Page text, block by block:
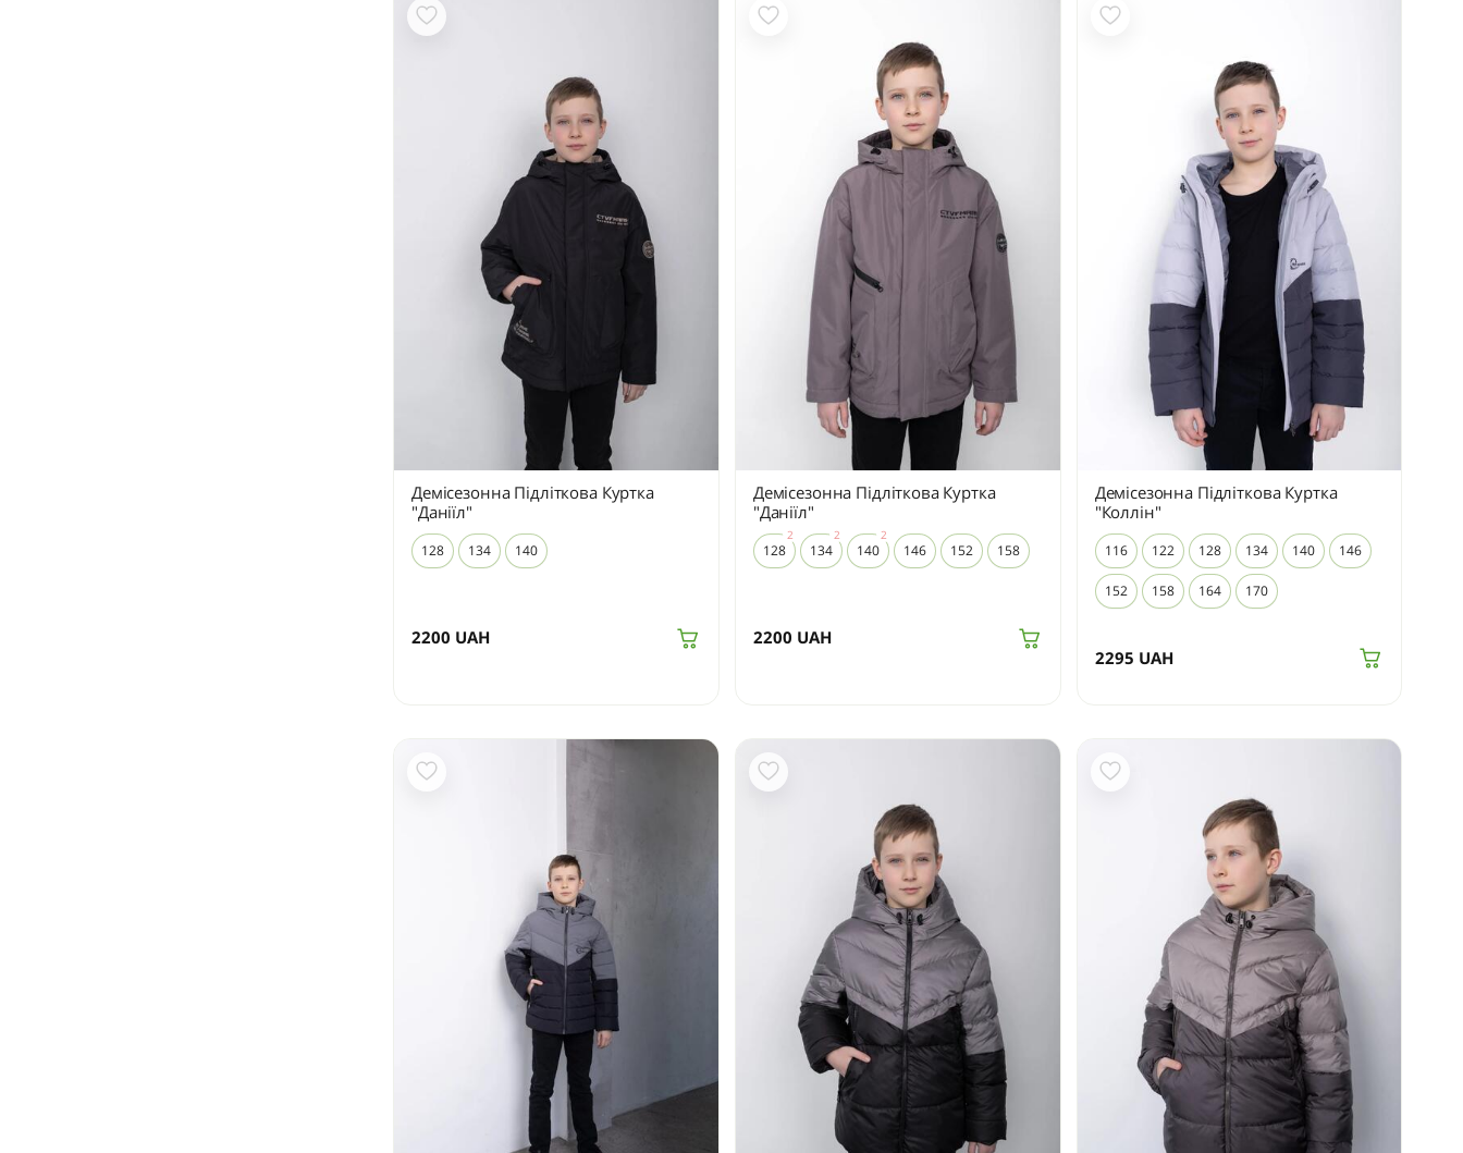
2200 UAH
Демісезонна Підліткова Куртка
"Даніїл"
128 134 140
2200 UAH
Демісезонна Підліткова Куртка
"Даніїл"
128 134 140 146 152 158
2295 UAH
Демісезонна Підліткова Куртка
"Коллін"
116 122 128 134 140 146
152 158 164 170